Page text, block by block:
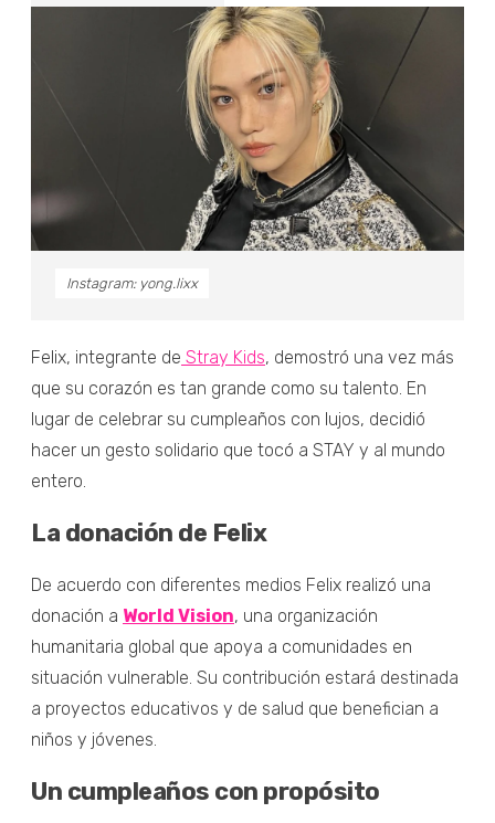
Instagram: yong.lixx
Felix, integrante de Stray Kids, demostró una vez más
que su corazón es tan grande como su talento. En
lugar de celebrar su cumpleaños con lujos, decidió
hacer un gesto solidario que tocó a STAY y al mundo
entero.
La donación de Felix
De acuerdo con diferentes medios Felix realizó una
donación a World Vision, una organización
humanitaria global que apoya a comunidades en
situación vulnerable. Su contribución estará destinada
a proyectos educativos y de salud que benefician a
niños y jóvenes.
Un cumpleaños con propósito